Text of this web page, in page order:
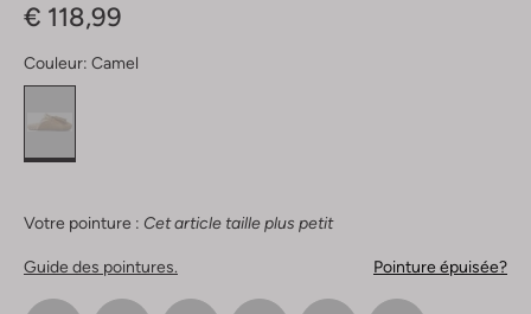
€ 118,99
Couleur: Camel
Votre pointure : Cet article taille plus petit
Guide des pointures. Pointure épuisée?